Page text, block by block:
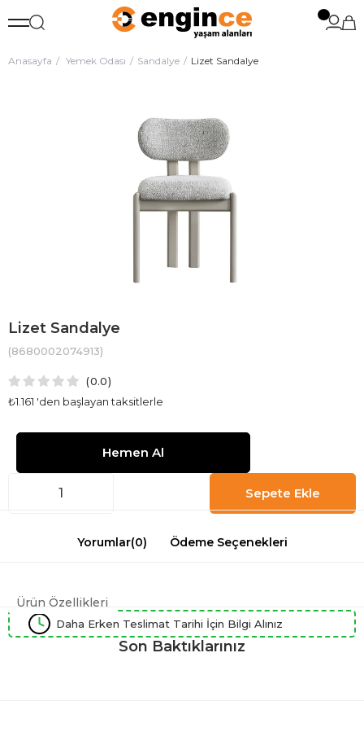
Anasayfa Yemek Odası Sandalye Lizet Sandalye
Lizet Sandalye
(8680002074913)
0.0
₺1.161 'den başlayan taksitlerle
Yorumlar(0) Ödeme Seçenekleri
Ürün Özellikleri
Daha Erken Teslimat Tarihi İçin Bilgi Alınız
Son Baktıklarınız